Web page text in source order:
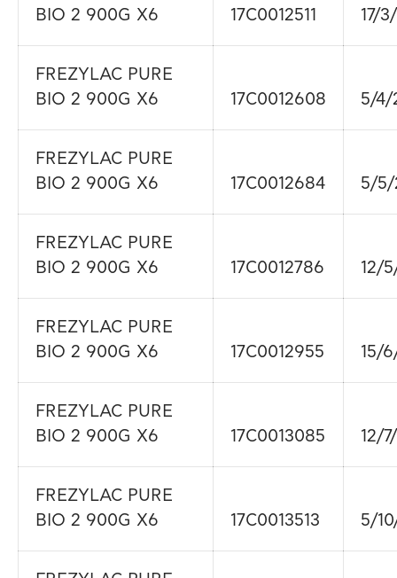
BIO 2 900G X6
17C0012511 17/
FREZYLAC PURE
BIO 2 900G X6
17C0012608 5/4/
FREZYLAC PURE
BIO 2 900G X6
17C0012684 5/5/
FREZYLAC PURE
BIO 2 900G X6
17C0012786 12/
FREZYLAC PURE
BIO 2 900G X6
17C0012955 15/
FREZYLAC PURE
BIO 2 900G X6
17C0013085 12/
FREZYLAC PURE
BIO 2 900G X6
17C0013513 5/